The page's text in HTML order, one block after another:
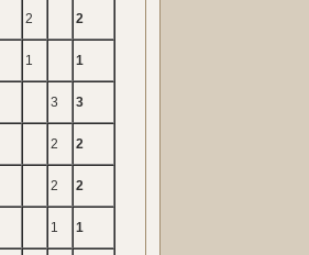
2 2
1 1
3 3
2 2
2 2
1 1